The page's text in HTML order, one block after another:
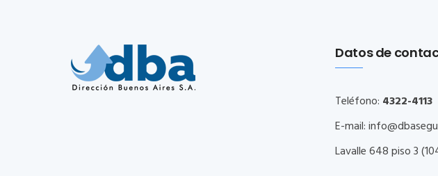
Datos de
Teléfono: 4322-4113
E-mail:
Lavalle 648 piso 3